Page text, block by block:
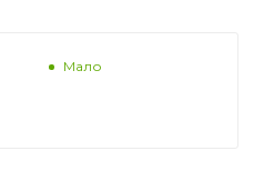
Мало